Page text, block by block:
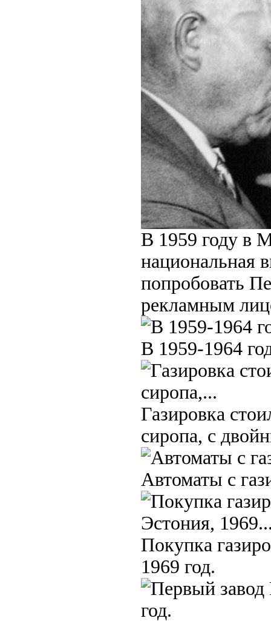
В 1959 году в
национальная
попробовать
рекламным
В 1959-1964
Газировка
сиропа, с
Автоматы с
Покупка
1969 год.